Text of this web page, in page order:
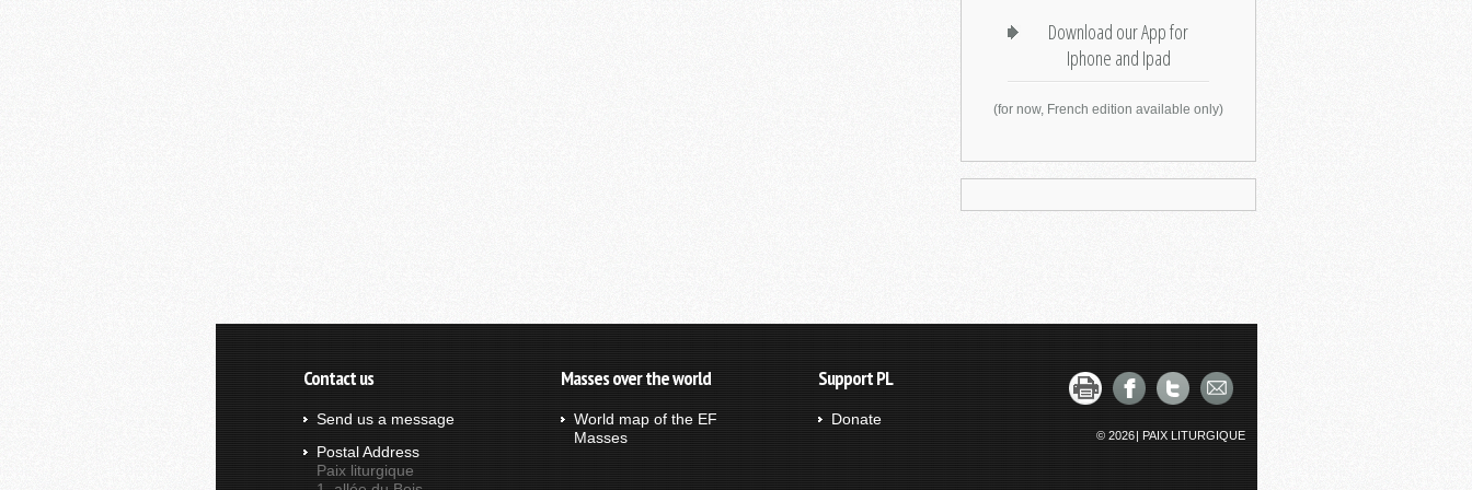
Download our App for
Iphone and Ipad
(for now, French edition available only)
Contact us
Send us a message
Postal Address
Paix liturgique
Masses over the world
World map of the EF
Masses
Support PL
Donate
© 2026 | PAIX LITURGIQUE